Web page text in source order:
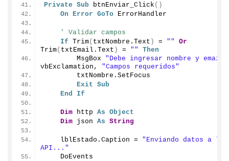
Private Sub btnEnviar_Click ()
On Error GoTo ErrorHandler
' Validar campos
If Trim( txtNombre. Text ) = ""
Or
Trim( txtEmail. Text ) = ""
Then
        MsgBox
"Debe ingresar nombre y
vbExclamation, "Campos requeridos"
        txtNombre.
SetFocus
Exit Sub
End
If
Dim http As Object
Dim json As String
    lblEstado.
Caption = "Enviando datos a la
API..."
    DoEvents